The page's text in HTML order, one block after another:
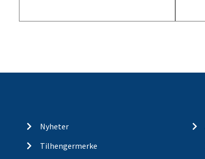
Nyheter
Tilhengermerke